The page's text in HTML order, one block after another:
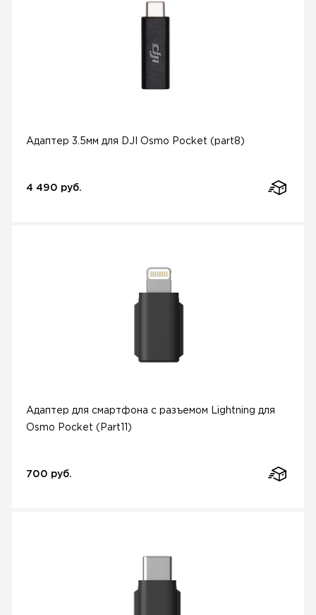
Адаптер 3.5мм для DJI Osmo Pocket (part8)
4 490 руб.
Адаптер для смартфона с разъемом Lightning для
Osmo Pocket (Part11)
700 руб.